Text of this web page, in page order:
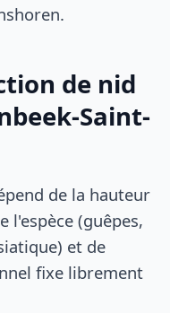
de nid
Saint-
de la hauteur
l'espèce (guêpes,
et de
fixe librement